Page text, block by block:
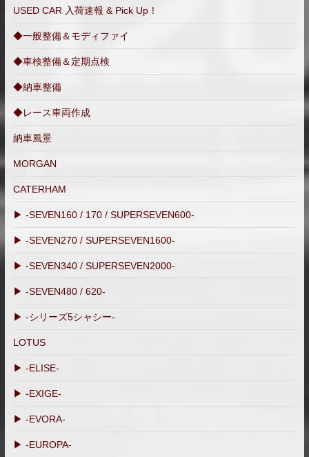
ブ
グ）
USED CAR 入荷速報 & Pick Up！
◆一般整備＆モディファイ
◆車検整備＆定期点検
◆納車整備
◆レース車両作成
納車風景
MORGAN
CATERHAM
▶ -SEVEN160 / 170 / SUPERSEVEN600-
▶ -SEVEN270 / SUPERSEVEN1600-
▶ -SEVEN340 / SUPERSEVEN2000-
▶ -SEVEN480 / 620-
▶ -シリーズ5シャシー-
LOTUS
▶ -ELISE-
▶ -EXIGE-
▶ -EVORA-
▶ -EUROPA-